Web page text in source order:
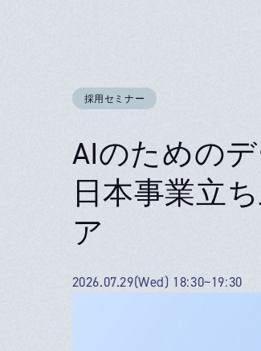
採用セミナー
AIのための
日本事業立
ア
2026.07.29(Wed) 18:30~19:30